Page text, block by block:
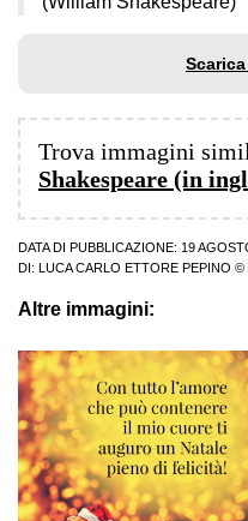
Trova immagini
Shakespeare (in
DATA DI PUBBLICAZIONE: 19
DI:
LUCA CARLO ETTORE PEPINO ©
Altre immagini: